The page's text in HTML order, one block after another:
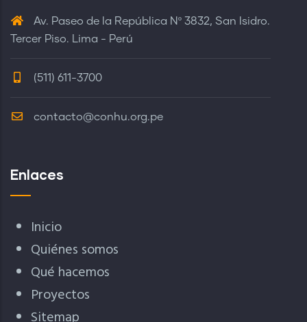
Av. Paseo de la República Nº 3832, San Isidro.
Tercer Piso. Lima - Perú
(511) 611-3700
contacto@conhu.org.pe
Enlaces
Inicio
Quiénes somos
Qué hacemos
Proyectos
Sitemap